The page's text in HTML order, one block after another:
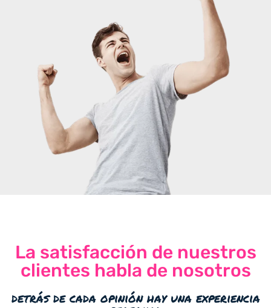
La satisfacción de nuestros
clientes habla de nosotros
detrás de cada opinión hay una experiencia